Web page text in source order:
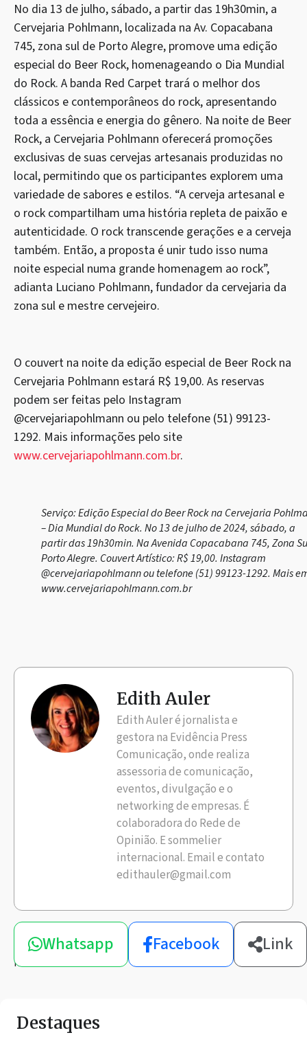
No dia 13 de julho, sábado, a partir das 19h30min, a
Cervejaria Pohlmann, localizada na Av. Copacabana
745, zona sul de Porto Alegre, promove uma edição
especial do Beer Rock, homenageando o Dia Mundial
do Rock. A banda Red Carpet trará o melhor dos
clássicos e contemporâneos do rock, apresentando
toda a essência e energia do gênero. Na noite de Beer
Rock, a Cervejaria Pohlmann oferecerá promoções
exclusivas de suas cervejas artesanais produzidas no
local, permitindo que os participantes explorem uma
variedade de sabores e estilos. “A cerveja artesanal e
o rock compartilham uma história repleta de paixão e
autenticidade. O rock transcende gerações e a cerveja
também. Então, a proposta é unir tudo isso numa
noite especial numa grande homenagem ao rock”,
adianta Luciano Pohlmann, fundador da cervejaria da
zona sul e mestre cervejeiro.
O couvert na noite da edição especial de Beer Rock na
Cervejaria Pohlmann estará R$ 19,00. As reservas
podem ser feitas pelo Instagram
@cervejariapohlmann ou pelo telefone (51) 99123-
1292. Mais informações pelo site
www.cervejariapohlmann.com.br.
Serviço: Edição Especial do Beer Rock na Cervejaria
– Dia Mundial do Rock. No 13 de julho de 2024, sábado, a
partir das 19h30min. Na Avenida Copacabana 745, Zona
Porto Alegre. Couvert Artístico: R$ 19,00. Instagram
@cervejariapohlmann ou telefone (51) 99123-1292. Mais
www.cervejariapohlmann.com.br
Edith Auler
Edith Auler é jornalista e
gestora na Evidência Press
Comunicação, onde realiza
assessoria de comunicação,
eventos, divulgação e o
networking de empresas. É
colaboradora do Rede de
Opinião. E sommelier
internacional. Email e contato
edithauler@gmail.com
Compartilhe
esta
notícia
Whatsapp Facebook Link
Destaques